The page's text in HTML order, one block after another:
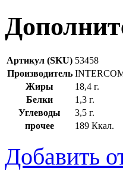
Артикул (SKU) 53458
Производитель
Жиры
18,4 г.
Белки
1,3 г.
Углеводы
3,5 г.
прочее
189 Ккал.
Добавить